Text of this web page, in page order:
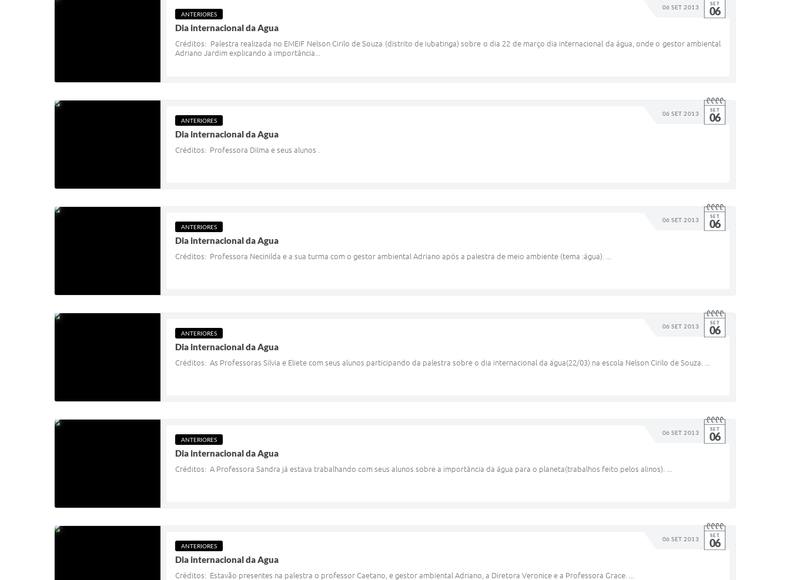
06 SET 2013 SET
06
ANTERIORES
Dia internacional da Agua
Créditos: Palestra realizada no EMEIF Nelson Cirilo de Souza (distrito de iubatinga) sobre o dia 22 de março dia internacional da água, onde o gestor ambiental
Adriano Jardim explicando a importância...
06 SET 2013 SET
06
ANTERIORES
Dia internacional da Agua
Créditos: Professora Dilma e seus alunos .
06 SET 2013 SET
06
ANTERIORES
Dia internacional da Agua
Créditos: Professora Necinilda e a sua turma com o gestor ambiental Adriano após a palestra de meio ambiente (tema :água). ...
06 SET 2013 SET
06
ANTERIORES
Dia internacional da Agua
Créditos: As Professoras Silvia e Eliete com seus alunos participando da palestra sobre o dia internacional da água(22/03) na escola Nelson Cirilo de Souza. ...
06 SET 2013 SET
06
ANTERIORES
Dia internacional da Agua
Créditos: A Professora Sandra já estava trabalhando com seus alunos sobre a importância da água para o planeta(trabalhos feito pelos alinos). ...
06 SET 2013 SET
06
ANTERIORES
Dia internacional da Agua
Créditos: Estavão presentes na palestra o professor Caetano, e gestor ambiental Adriano, a Diretora Veronice e a Professora Grace. ...